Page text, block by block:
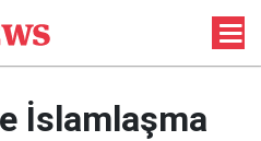
İslamlaşma